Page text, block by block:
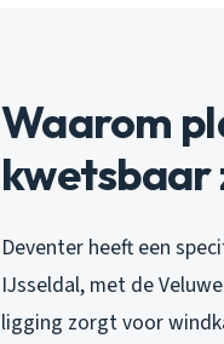
Waarom
kwetsbaar
Deventer heeft een
IJsseldal, met de
ligging zorgt voor